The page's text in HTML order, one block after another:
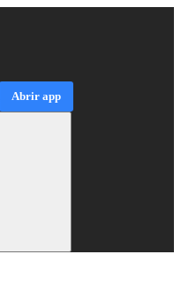
Abrir app